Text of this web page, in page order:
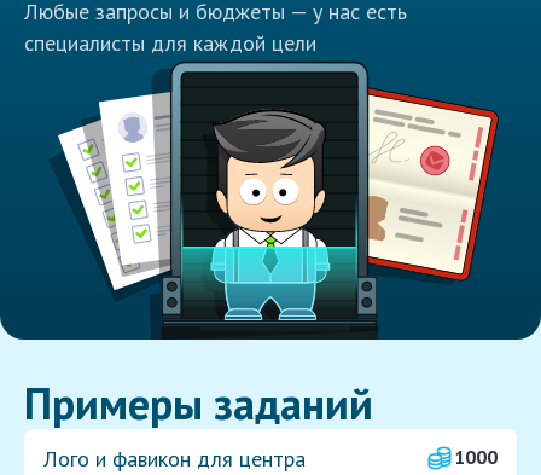
Любые запросы и бюджеты — у нас есть
специалисты для каждой цели
Примеры заданий
Лого и фавикон для центра
1000